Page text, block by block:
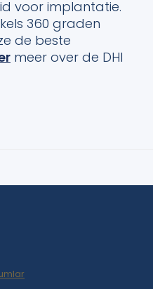
voor implantatie.
360 graden
de beste
meer over de DHI